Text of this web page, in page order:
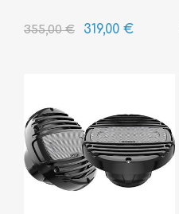
355,00 € 319,00 €